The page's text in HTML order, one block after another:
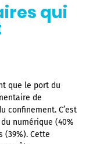
qui
que le port du
de
confinement. C’est
numérique (40%
Cette